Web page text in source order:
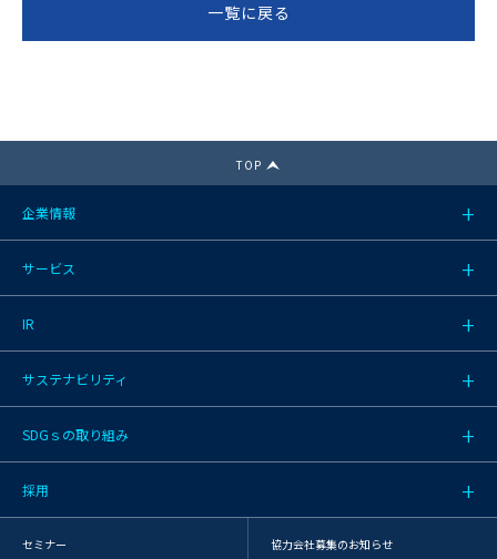
一覧に戻る
TOP
企業情報
サービス
IR
サステナビリティ
SDGｓの取り組み
採用
セミナー 協力会社募集のお知らせ